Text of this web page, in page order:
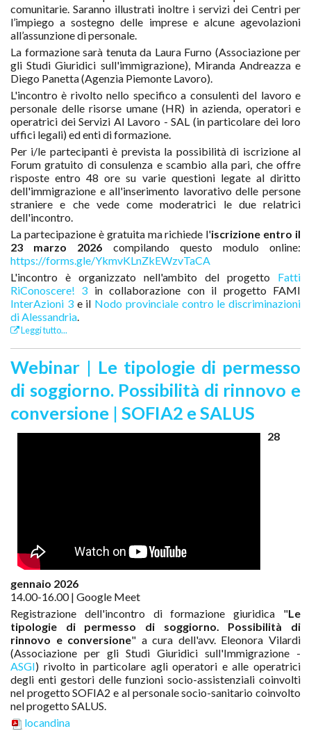
comunitarie. Saranno illustrati inoltre i servizi dei Centri per
l’impiego a sostegno delle imprese e alcune agevolazioni
all’assunzione di personale.
La formazione sarà tenuta da Laura Furno (Associazione per
gli Studi Giuridici sull'immigrazione), Miranda Andreazza e
Diego Panetta (Agenzia Piemonte Lavoro).
L'incontro è rivolto nello specifico a consulenti del lavoro e
personale delle risorse umane (HR) in azienda, operatori e
operatrici dei Servizi Al Lavoro - SAL (in particolare dei loro
uffici legali) ed enti di formazione.
Per i/le partecipanti è prevista la possibilità di iscrizione al
Forum gratuito di consulenza e scambio alla pari, che offre
risposte entro 48 ore su varie questioni legate al diritto
dell'immigrazione e all'inserimento lavorativo delle persone
straniere e che vede come moderatrici le due relatrici
dell'incontro.
La partecipazione è gratuita ma richiede l'iscrizione entro il
23 marzo 2026 compilando questo modulo online:
https://forms.gle/YkmvKLnZkEWzvTaCA
L'incontro è organizzato nell'ambito del progetto Fatti
RiConoscere! 3 in collaborazione con il progetto FAMI
InterAzioni 3e il Nodo provinciale contro le discriminazioni
di Alessandria.
Leggi tutto...
Webinar | Le tipologie di permesso
di soggiorno. Possibilità di rinnovo e
conversione | SOFIA2 e SALUS
28
gennaio 2026
14.00-16.00 | Google Meet
Registrazione dell'incontro di formazione giuridica "Le
tipologie di permesso di soggiorno. Possibilità di
rinnovo e conversione" a cura dell'avv. Eleonora Vilardi
(Associazione per gli Studi Giuridici sull'Immigrazione -
ASGI) rivolto in particolare agli operatori e alle operatrici
degli enti gestori delle funzioni socio-assistenziali coinvolti
nel progetto SOFIA2 e al personale socio-sanitario coinvolto
nel progetto SALUS.
locandina